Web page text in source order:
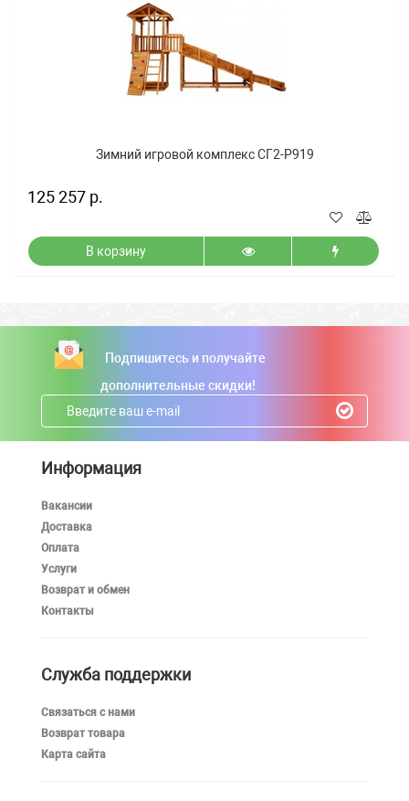
Зимний игровой комплекс СГ2-Р919
125 257 р.
В корзину
Подпишитесь и получайте
дополнительные скидки!
Информация
Вакансии
Доставка
Оплата
Услуги
Возврат и обмен
Контакты
Служба поддержки
Связаться с нами
Возврат товара
Карта сайта